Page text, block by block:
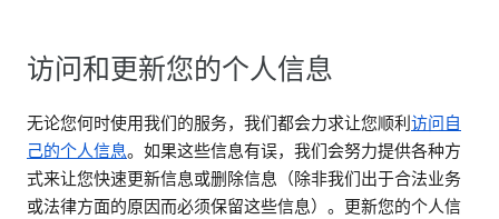
访问和更新您的个人信息
无论您何时使用我们的服务，我们都会力求让您顺利 访问自
己的个人信息。如果这些信息有误，我们会努力提供各种方
式来让您快速更新信息或删除信息（除非我们出于合法业务
或法律方面的原因而必须保留这些信息）。更新您的个人信